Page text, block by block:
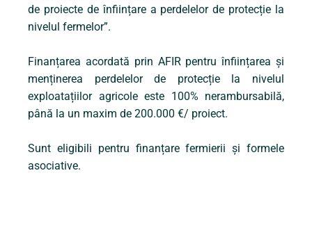
de proiecte de înființare a perdelelor de protecție la
nivelul fermelor”.
Finanțarea acordată prin AFIR pentru înființarea și
menținerea perdelelor de protecție la nivelul
exploatațiilor agricole este 100% nerambursabilă,
până la un maxim de 200.000 €/ proiect.
Sunt eligibili pentru finanțare fermierii și formele
asociative.